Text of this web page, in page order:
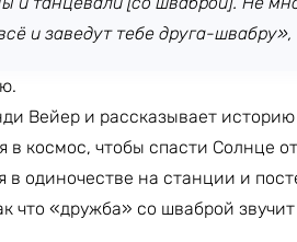
и заведут тебе друга-швабру»,
Вейер и рассказывает
в космос, чтобы спасти Солнце
в одиночестве на станции и
что «дружба» со шваброй